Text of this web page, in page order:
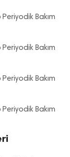
Bakım
Bakım
Bakım
Bakım